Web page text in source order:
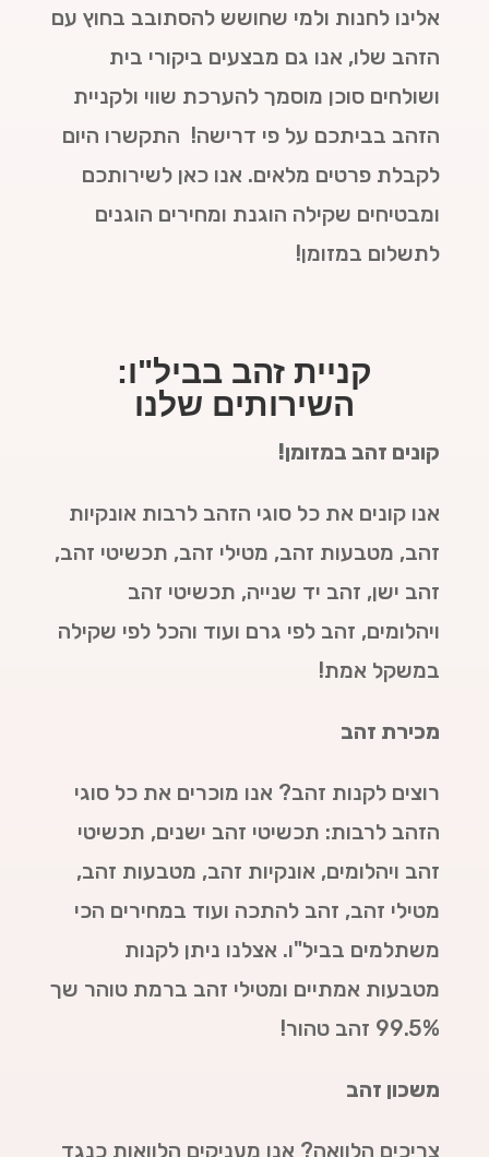
אלינו לחנות ולמי שחושש להסתובב בחוץ עם
הזהב שלו, אנו גם מבצעים ביקורי בית
ושולחים סוכן מוסמך להערכת שווי ולקניית
הזהב בביתכם על פי דרישה! התקשרו היום
לקבלת פרטים מלאים. אנו כאן לשירותכם
ומבטיחים שקילה הוגנת ומחירים הוגנים
לתשלום במזומן!
קניית זהב בביל"ו:
השירותים שלנו
קונים זהב במזומן!
אנו קונים את כל סוגי הזהב לרבות אונקיות
זהב, מטבעות זהב, מטילי זהב, תכשיטי זהב,
זהב ישן, זהב יד שנייה, תכשיטי זהב
ויהלומים, זהב לפי גרם ועוד והכל לפי שקילה
במשקל אמת!
מכירת זהב
רוצים לקנות זהב? אנו מוכרים את כל סוגי
הזהב לרבות: תכשיטי זהב ישנים, תכשיטי
זהב ויהלומים, אונקיות זהב, מטבעות זהב,
מטילי זהב, זהב להתכה ועוד במחירים הכי
משתלמים בביל"ו. אצלנו ניתן לקנות
מטבעות אמתיים ומטילי זהב ברמת טוהר שך
99.5% זהב טהור!
משכון זהב
צריכים הלוואה? אנו מעניקים הלוואות כנגד